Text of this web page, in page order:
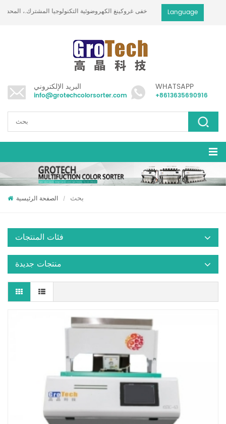
خفى غروكينغ الكهروضوئية التكنولوجيا المشترك.، المحدودة Language
البريد الإلكتروني
info@grotechcolorsorter.com
WHATSAPP
+8613635690916
الصفحة الرئيسية / بحث
فئات المنتجات
منتجات جديدة